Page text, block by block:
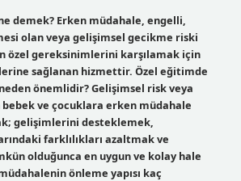
demek? Erken müdahale, engelli,
olan veya gelişimsel gecikme riski
özel gereksinimlerini karşılamak için
sağlanan hizmettir. Özel eğitimde
önemlidir? Gelişimsel risk veya
ve çocuklara erken müdahale
gelişimlerini desteklemek,
farklılıkları azaltmak ve
olduğunca en uygun ve kolay hale
önleme yapısı kaç